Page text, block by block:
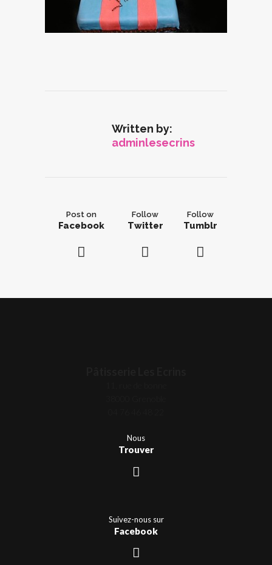
Written by:
adminlesecrins
Post on
Facebook
Follow
Twitter
Follow
Tumblr
Nous
Trouver
Suivez-nous sur
Facebook